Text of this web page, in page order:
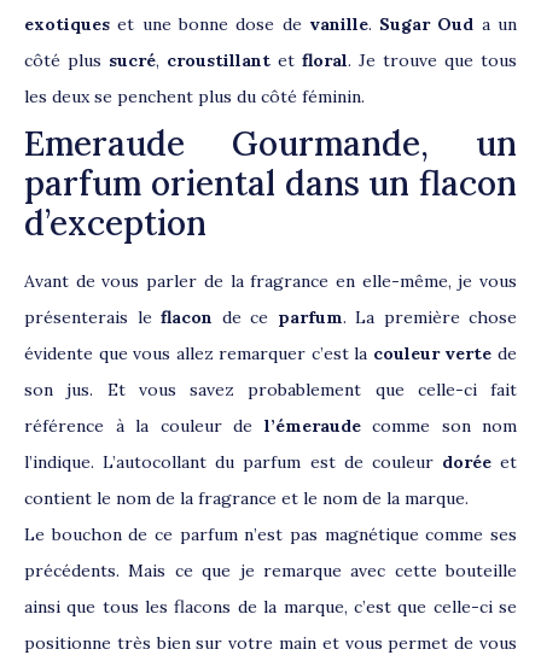
exotiqueset une bonne dose de vanille. Sugar Oud a un
côté plus sucré, croustillant et floral. Je trouve que tous
les deux se penchent plus du côté féminin.
Emeraude Gourmande, un
parfum oriental dans un flacon
d’exception
Avant de vous parler de la fragrance en elle-même, je vous
présenterais le flacon de ce parfum. La première chose
évidente que vous allez remarquer c’est la couleur vertede
son jus. Et vous savez probablement que celle-ci fait
référence à la couleur de l’émeraude comme son nom
l’indique. L’autocollant du parfum est de couleur dorée et
contient le nom de la fragrance et le nom de la marque.
Le bouchon de ce parfum n’est pas magnétique comme ses
précédents. Mais ce que je remarque avec cette bouteille
ainsi que tous les flacons de la marque, c’est que celle-ci se
positionne très bien sur votre main et vous permet de vous